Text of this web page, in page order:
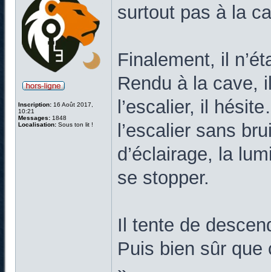
Inscription: 16 Août 2017,
10:21
Messages: 1848
Localisation: Sous ton lit !
surtout pas à la
Finalement, il
Rendu à la cave,
l’escalier, il
l’escalier sans
d’éclairage, la
se stopper.
Il tente de
Puis bien sûr que